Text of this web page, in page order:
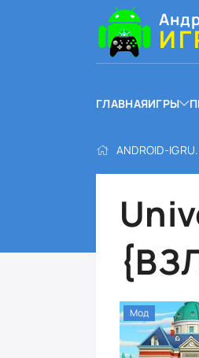
ГЛАВНАЯИГРЫ
ANDROID-
Мод